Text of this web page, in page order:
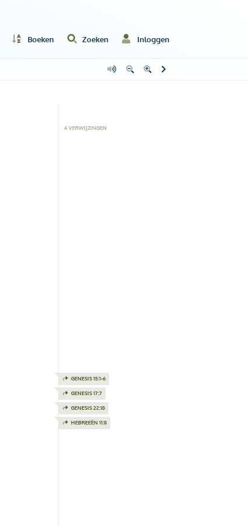
Boeken Zoeken Inloggen
4VERWIJZINGEN
GENESIS 15:1-6
GENESIS 17:7
GENESIS 22:18
HEBREEËN 11:8